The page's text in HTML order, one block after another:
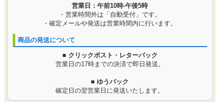
営業日：午前10時-午後5時
・営業時間外は「自動受付」です。
・確定メールや発送は営業時間内に行います。
商品の発送について
■ クリックポスト・レターパック
営業日の17時までの決済で即日発送。
■ ゆうパック
確定日の翌営業日に発送いたします。